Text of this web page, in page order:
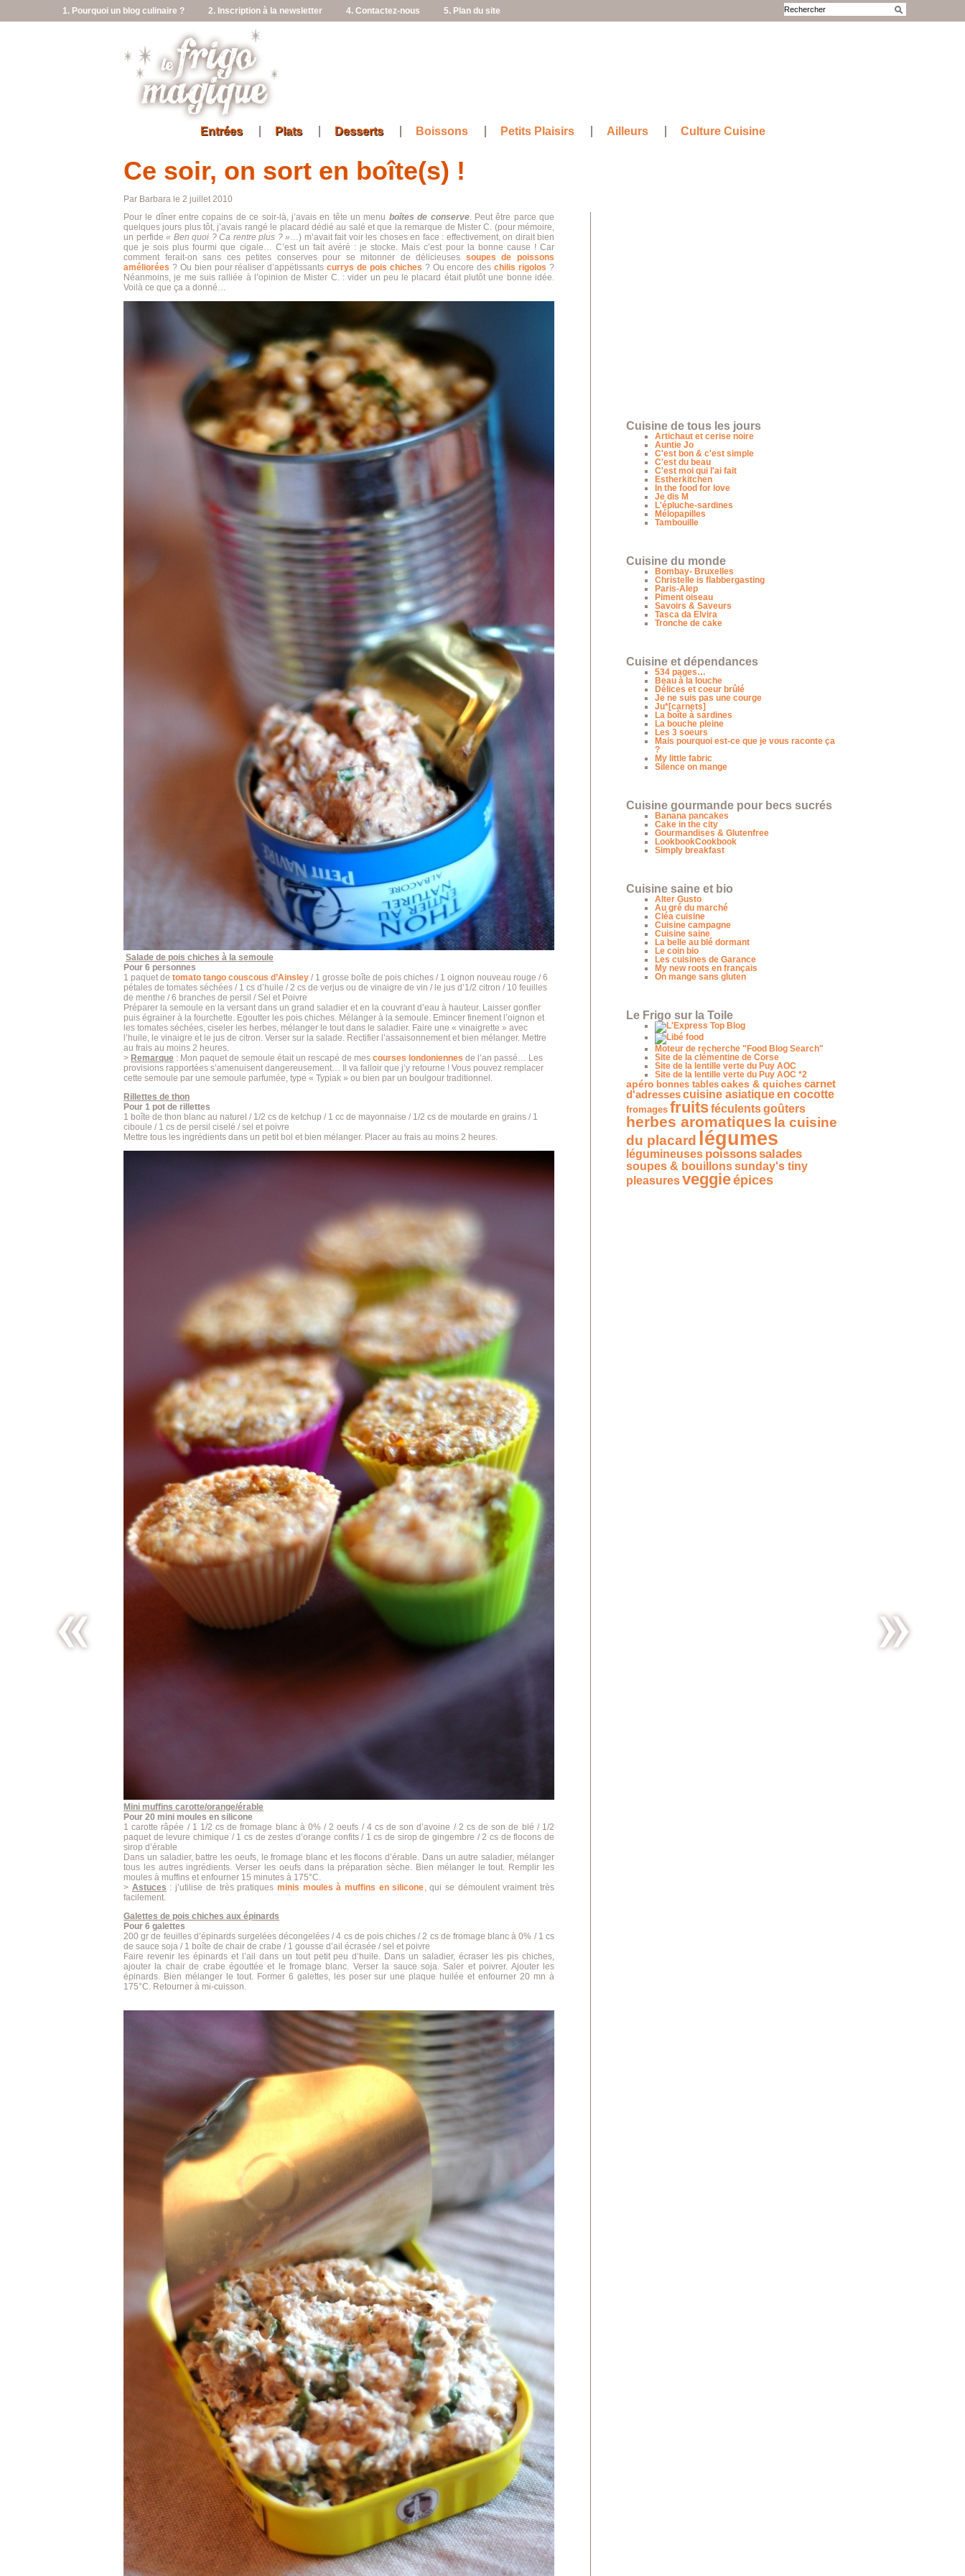
1. Pourquoi un blog culinaire ? 2. Inscription à la newsletter 4. Contactez-nous 5. Plan du site
Entrées Plats Desserts Boissons Petits Plaisirs Ailleurs Culture Cuisine
Ce soir, on sort en boîte(s) !
Par Barbara le 2 juillet 2010
Pour le dîner entre copains de ce soir-là, j’avais en tête un menu boîtes de conserve. Peut être parce que
quelques jours plus tôt, j’avais rangé le placard dédié au salé et que la remarque de Mister C. (pour mémoire,
un perfide « Ben quoi ? Ca rentre plus ? »…) m’avait fait voir les choses en face : effectivement, on dirait bien
que je sois plus fourmi que cigale… C’est un fait avéré : je stocke. Mais c’est pour la bonne cause ! Car
comment ferait-on sans ces petites conserves pour se mitonner de délicieuses soupes de poissons
améliorées ? Ou bien pour réaliser d’appétissantscurrys de pois chiches ? Ou encore deschilis rigolos ?
Néanmoins, je me suis ralliée à l’opinion de Mister C. : vider un peu le placard était plutôt une bonne idée.
Voilà ce que ça a donné…
Salade de pois chiches à la semoule
Pour 6 personnes
1 paquet de tomato tango couscous d’Ainsley / 1 grosse boîte de pois chiches / 1 oignon nouveau rouge / 6
pétales de tomates séchées / 1 cs d’huile / 2 cs de verjus ou de vinaigre de vin / le jus d’1/2 citron / 10 feuilles
de menthe / 6 branches de persil / Sel et Poivre
Préparer la semoule en la versant dans un grand saladier et en la couvrant d’eau à hauteur. Laisser gonfler
puis égrainer à la fourchette. Egoutter les pois chiches. Mélanger à la semoule. Emincer finement l’oignon et
les tomates séchées, ciseler les herbes, mélanger le tout dans le saladier. Faire une « vinaigrette » avec
l’huile, le vinaigre et le jus de citron. Verser sur la salade. Rectifier l’assaisonnement et bien mélanger. Mettre
au frais au moins 2 heures.
> Remarque : Mon paquet de semoule était un rescapé de mes courses londoniennes de l’an passé… Les
provisions rapportées s’amenuisent dangereusement… Il va falloir que j’y retourne ! Vous pouvez remplacer
cette semoule par une semoule parfumée, type « Typiak » ou bien par un boulgour traditionnel.
Rillettes de thon
Pour 1 pot de rillettes
1 boîte de thon blanc au naturel / 1/2 cs de ketchup / 1 cc de mayonnaise / 1/2 cs de moutarde en grains / 1
ciboule / 1 cs de persil ciselé / sel et poivre
Mettre tous les ingrédients dans un petit bol et bien mélanger. Placer au frais au moins 2 heures.
Mini muffins carotte/orange/érable
Pour 20 mini moules en silicone
1 carotte râpée / 1 1/2 cs de fromage blanc à 0% / 2 oeufs / 4 cs de son d’avoine / 2 cs de son de blé / 1/2
paquet de levure chimique / 1 cs de zestes d’orange confits / 1 cs de sirop de gingembre / 2 cs de flocons de
sirop d’érable
Dans un saladier, battre les oeufs, le fromage blanc et les flocons d’érable. Dans un autre saladier, mélanger
tous les autres ingrédients. Verser les oeufs dans la préparation sèche. Bien mélanger le tout. Remplir les
moules à muffins et enfourner 15 minutes à 175°C.
> Astuces : j’utilise de très pratiques minis moules à muffins en silicone, qui se démoulent vraiment très
facilement.
Galettes de pois chiches aux épinards
Pour 6 galettes
200 gr de feuilles d’épinards surgelées décongelées / 4 cs de pois chiches / 2 cs de fromage blanc à 0% / 1 cs
de sauce soja / 1 boîte de chair de crabe / 1 gousse d’ail écrasée / sel et poivre
Faire revenir les épinards et l’ail dans un tout petit peu d’huile. Dans un saladier, écraser les pis chiches,
ajouter la chair de crabe égouttée et le fromage blanc. Verser la sauce soja. Saler et poivrer. Ajouter les
épinards. Bien mélanger le tout. Former 6 galettes, les poser sur une plaque huilée et enfourner 20 mn à
175°C. Retourner à mi-cuisson.
Cuisine de tous les jours
Artichaut et cerise noire
Auntie Jo
C'est bon & c'est simple
C'est du beau
C'est moi qui l'ai fait
Estherkitchen
In the food for love
Je dis M
L'épluche-sardines
Mélopapilles
Tambouille
Cuisine du monde
Bombay- Bruxelles
Christelle is flabbergasting
Paris-Alep
Piment oiseau
Savoirs & Saveurs
Tasca da Elvira
Tronche de cake
Cuisine et dépendances
534 pages…
Beau à la louche
Délices et coeur brûlé
Je ne suis pas une courge
Ju*[carnets]
La boîte à sardines
La bouche pleine
Les 3 soeurs
Mais pourquoi est-ce que je vous raconte ça
?
My little fabric
Silence on mange
Cuisine gourmande pour becs sucrés
Banana pancakes
Cake in the city
Gourmandises & Glutenfree
LookbookCookbook
Simply breakfast
Cuisine saine et bio
Alter Gusto
Au gré du marché
Cléa cuisine
Cuisine campagne
Cuisine saine
La belle au blé dormant
Le coin bio
Les cuisines de Garance
My new roots en français
On mange sans gluten
Le Frigo sur la Toile
Moteur de recherche "Food Blog Search"
Site de la clémentine de Corse
Site de la lentille verte du Puy AOC
Site de la lentille verte du Puy AOC *2
apéro bonnes tables cakes & quiches carnet
d'adressescuisine asiatiqueen cocotte
fromages fruitsféculentsgoûters
herbes aromatiques la cuisine
du placard légumes
légumineuses poissonssalades
soupes & bouillonssunday's tiny
pleasuresveggieépices